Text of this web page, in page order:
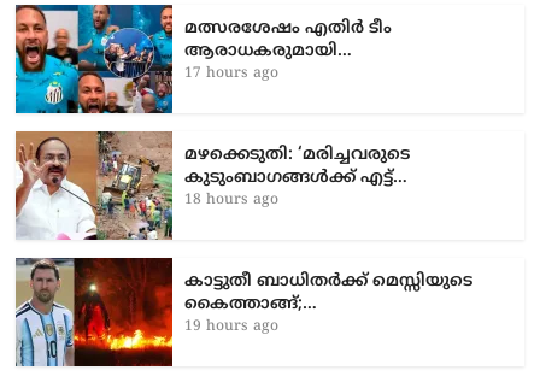
മത്സരശേഷം എതിർ ടീം
ആരാധകരുമായി…
17 hours ago
മഴക്കെടുതി: ‘മരിച്ചവരുടെ
കുടുംബാഗങ്ങൾക്ക് എട്ട്…
18 hours ago
കാട്ടുതീ ബാധിതർക്ക് മെസ്സിയുടെ
കൈത്താങ്ങ്;…
19 hours ago